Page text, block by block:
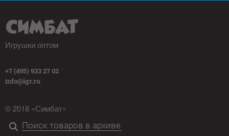
Игрушки оптом
+7 (495) 933 27 02
info@igr.ru
© 2018 «Симбат»